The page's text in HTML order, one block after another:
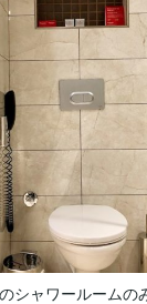
シャワールームの